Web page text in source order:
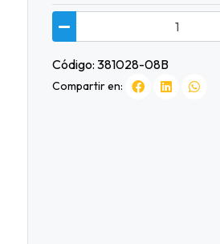
Código: 381028-08B
Compartir en: